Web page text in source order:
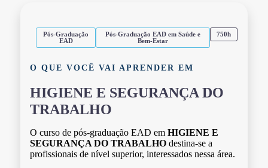
Pós-Graduação
EAD
Pós-Graduação EAD em Saúde e
Bem-Estar
750h
O QUE VOCÊ VAI APRENDER EM
HIGIENE E SEGURANÇA DO
TRABALHO
O curso de pós-graduação EAD em HIGIENE E
SEGURANÇA DO TRABALHO destina-se a
profissionais de nível superior, interessados nessa área.